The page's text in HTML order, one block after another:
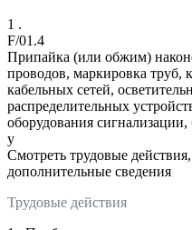
1 .
F/01.4
Припайка (или обжим)
проводов, маркировка труб,
кабельных сетей,
распределительных
оборудования
у
Смотреть трудовые
дополнительные сведения
Трудовые действия